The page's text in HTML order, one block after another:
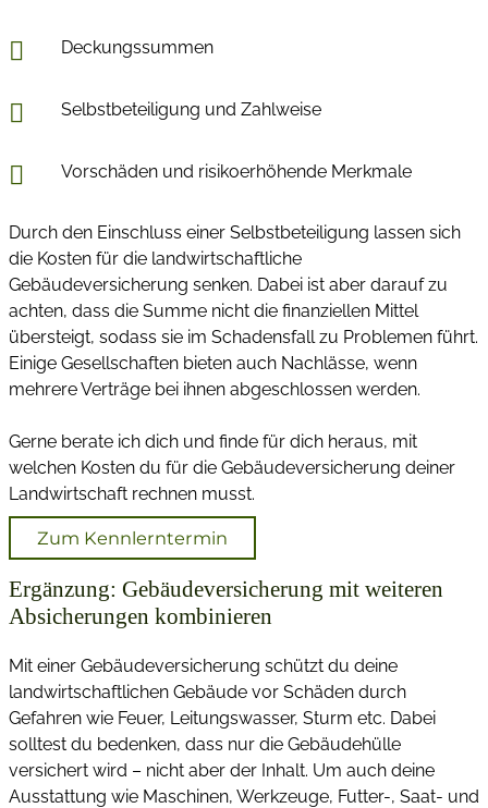
Deckungssummen
Selbstbeteiligung und Zahlweise
Vorschäden und risikoerhöhende Merkmale
Durch den Einschluss einer Selbstbeteiligung lassen sich
die Kosten für die landwirtschaftliche
Gebäudeversicherung senken. Dabei ist aber darauf zu
achten, dass die Summe nicht die finanziellen Mittel
übersteigt, sodass sie im Schadensfall zu Problemen führt.
Einige Gesellschaften bieten auch Nachlässe, wenn
mehrere Verträge bei ihnen abgeschlossen werden.
Gerne berate ich dich und finde für dich heraus, mit
welchen Kosten du für die Gebäudeversicherung deiner
Landwirtschaft rechnen musst.
Zum Kennlerntermin
Ergänzung: Gebäudeversicherung mit weiteren
Absicherungen kombinieren
Mit einer Gebäudeversicherung schützt du deine
landwirtschaftlichen Gebäude vor Schäden durch
Gefahren wie Feuer, Leitungswasser, Sturm etc. Dabei
solltest du bedenken, dass nur die Gebäudehülle
versichert wird – nicht aber der Inhalt. Um auch deine
Ausstattung wie Maschinen, Werkzeuge, Futter-, Saat- und